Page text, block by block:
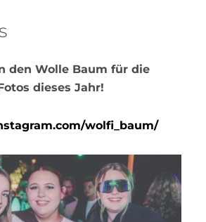
den Wolle Baum für die
dieses Jahr!
wolfi_baum/